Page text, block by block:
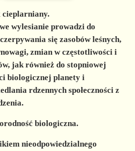
wylesianie prowadzi do
się zasobów leśnych,
zmian w częstotliwości i
jak również do stopniowej
biologicznej planety i
rdzennych społeczności z
biologiczna.
nieodpowiedzialnego